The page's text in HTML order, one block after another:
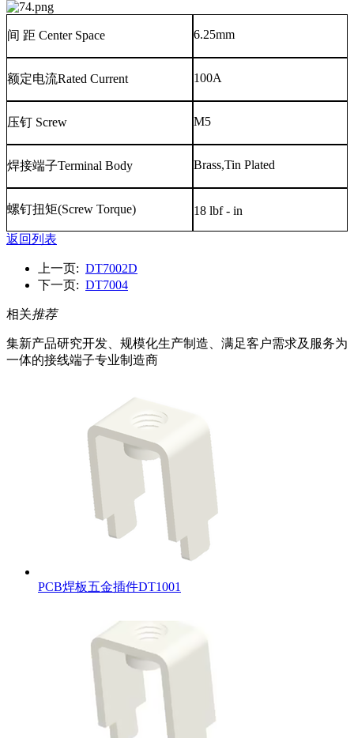
间 距 Center Space 6.25mm
额定电流Rated Current 100A
压钉 Screw M5
焊接端子Terminal Body Brass,Tin Plated
螺钉扭矩(Screw Torque) 18 lbf - in
返回列表
上一页: DT7002D
下一页: DT7004
相关推荐
集新产品研究开发、规模化生产制造、满足客户需求及服务为
一体的接线端子专业制造商
PCB焊板五金插件DT1001